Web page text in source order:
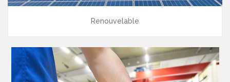
Renouvelable